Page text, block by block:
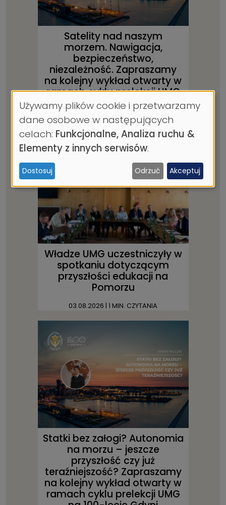
Satelity nad naszym
morzem. Nawigacja,
bezpieczeństwo,
niezależność. Zapraszamy
na kolejny wykład otwarty w
ramach cyklu prelekcji UMG
na 100-lecie Gdyni
07.08.2026 | 2 MIN. CZYTANIA
Władze UMG uczestniczyły w
spotkaniu dotyczącym
przyszłości edukacji na
Pomorzu
03.08.2026 | 1 MIN. CZYTANIA
Statki bez załogi? Autonomia
na morzu – jeszcze
przyszłość czy już
teraźniejszość? Zapraszamy
na kolejny wykład otwarty w
ramach cyklu prelekcji UMG
Wykorzystanie
danych
osobowych
i
ciasteczek
Używamy plików cookie i przetwarzamy
dane osobowe w następujących
celach: Funkcjonalne, Analiza ruchu &
Elementy z innych serwisów.
Dostosuj Odrzuć Akceptuj